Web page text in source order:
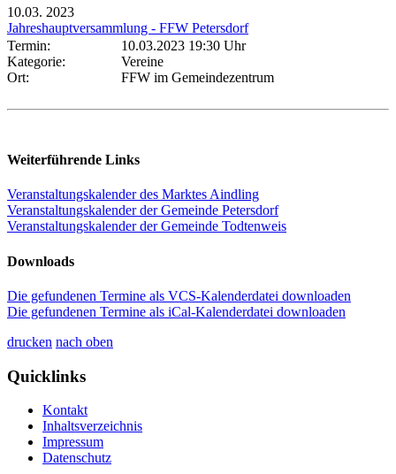
10.03. 2023
Jahreshauptversammlung - FFW Petersdorf
Termin:
10.03.2023 19:30 Uhr
Kategorie:
Vereine
Ort:
FFW im Gemeindezentrum
Weiterführende Links
Veranstaltungskalender des Marktes Aindling
Veranstaltungskalender der Gemeinde Petersdorf
Veranstaltungskalender der Gemeinde Todtenweis
Downloads
Die gefundenen Termine als VCS-Kalenderdatei downloaden
Die gefundenen Termine als iCal-Kalenderdatei downloaden
drucken nach oben
Quicklinks
Kontakt
Inhaltsverzeichnis
Impressum
Datenschutz